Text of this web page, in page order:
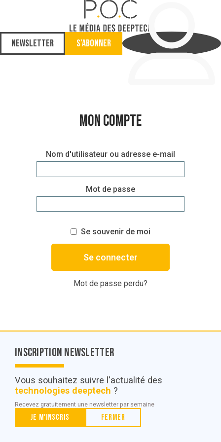
Newsletter S'abonner
Mon compte
Nom d'utilisateur ou adresse e-mail
Mot de passe
Se souvenir de moi
Mot de passe perdu?
© POC Media 2026
Tous droits réservés.
Qui sommes nous ?
Mentions légales
Inscription Newsletter
Vous souhaitez suivre l'actualité des
technologies deeptech ?
Recevez gratuitement une newsletter par semaine
Je m'inscris Fermer